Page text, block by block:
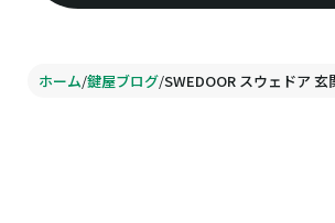
ホーム/鍵屋ブログ/SWEDOOR スウェドア